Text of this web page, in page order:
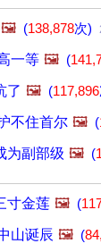
🖼️ (138,878次)
一等 🖼️ (
了 🖼️ (117,896
不住首尔 🖼️ (
为副部级 🖼️ (
寸金莲 🖼️ (
山诞辰 🖼️ (